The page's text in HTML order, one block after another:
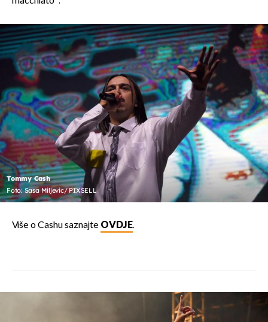
Tommy Cash
Foto: Sasa Miljevic/ PIXSELL
Više o Cashu saznajte OVDJE.